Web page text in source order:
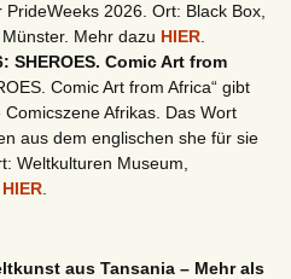
2026. Ort: Black Box,
Mehr dazu HIER
SHEROES. Comic Art from
Comic Art from Africa“ gibt
Afrikas. Das Wort
aus dem englischen she für sie
Weltkulturen Museum,
HIER
aus Tansania – Mehr als